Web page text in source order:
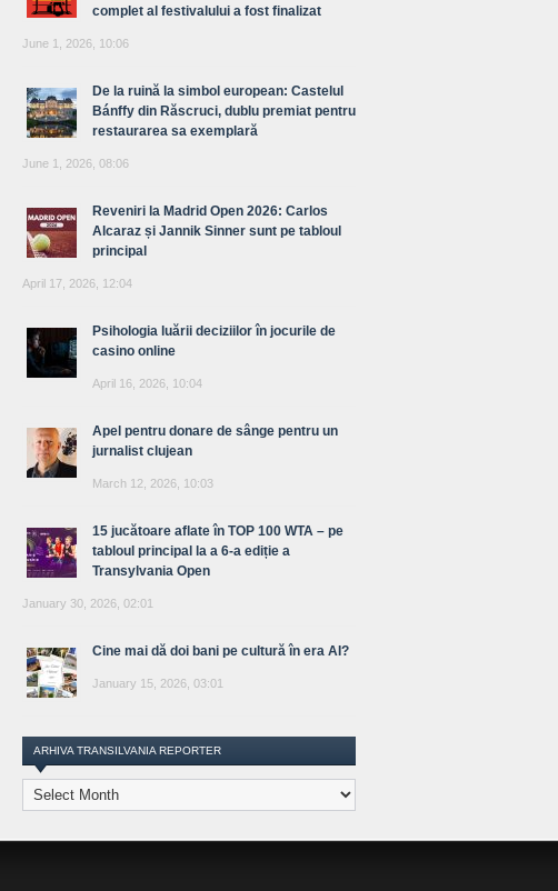
complet al festivalului a fost finalizat
June 1, 2026, 10:06
De la ruină la simbol european: Castelul
Bánffy din Răscruci, dublu premiat pentru
restaurarea sa exemplară
June 1, 2026, 08:06
Reveniri la Madrid Open 2026: Carlos
Alcaraz și Jannik Sinner sunt pe tabloul
principal
April 17, 2026, 12:04
Psihologia luării deciziilor în jocurile de
casino online
April 16, 2026, 10:04
Apel pentru donare de sânge pentru un
jurnalist clujean
March 12, 2026, 10:03
15 jucătoare aflate în TOP 100 WTA – pe
tabloul principal la a 6-a ediție a
Transylvania Open
January 30, 2026, 02:01
Cine mai dă doi bani pe cultură în era AI?
January 15, 2026, 03:01
ARHIVA TRANSILVANIA REPORTER
Arhiva
Transilvania